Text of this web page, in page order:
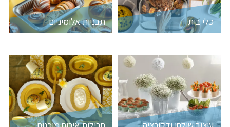
כלי בית תבניות אלומיניום